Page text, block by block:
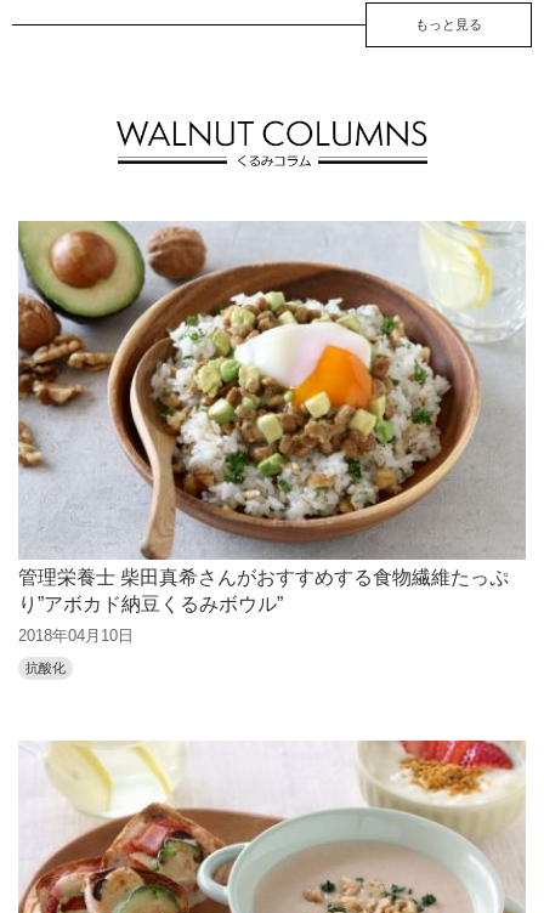
もっと見る
管理栄養士 柴田真希さんがおすすめする食物繊維たっぷ
り”アボカド納豆くるみボウル”
2018年04月10日
抗酸化